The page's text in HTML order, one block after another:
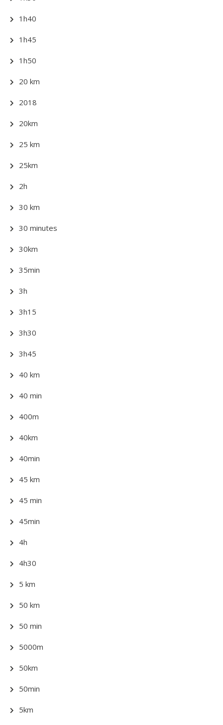
1h40
1h45
1h50
20 km
2018
20km
25 km
25km
2h
30 km
30 minutes
30km
35min
3h
3h15
3h30
3h45
40 km
40 min
400m
40km
40min
45 km
45 min
45min
4h
4h30
5 km
50 km
50 min
5000m
50km
50min
5km